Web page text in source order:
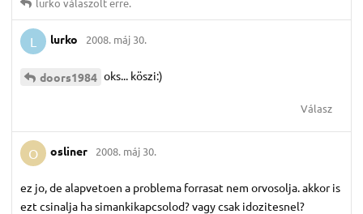
L lurko 2008. máj 30.
doors1984 oks... köszi:)
Válasz
O osliner 2008. máj 30.
ez jo, de alapvetoen a problema forrasat nem orvosolja. akkor is
ezt csinalja ha simankikapcsolod? vagy csak idozitesnel?